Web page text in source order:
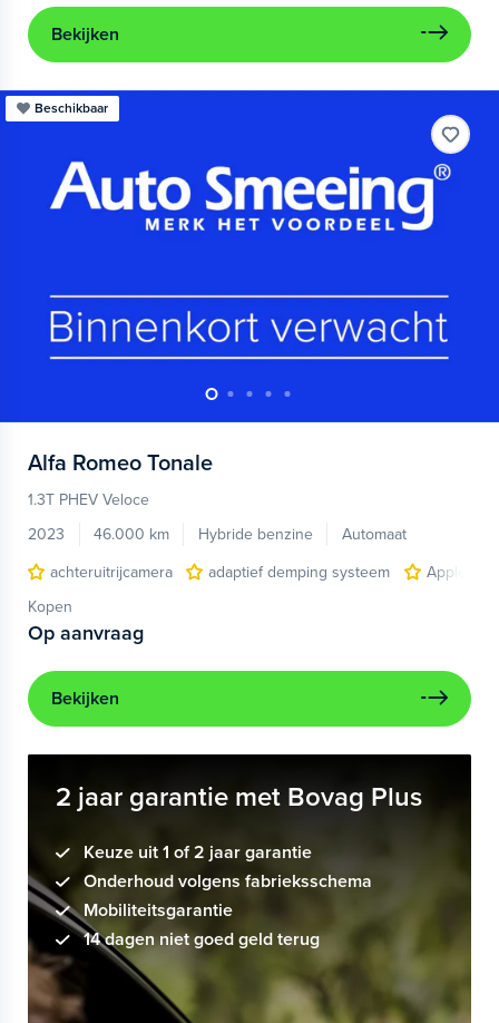
Bekijken
Beschikbaar
Alfa Romeo Tonale
1.3T PHEV Veloce
2023
46.000 km Hybride benzine
Automaat
achteruitrijcamera
adaptief demping systeem
Apple
Kopen
Op aanvraag
Bekijken
2 jaar garantie met Bovag Plus
Keuze uit 1 of 2 jaar garantie
Onderhoud volgens fabrieksschema
Mobiliteitsgarantie
14 dagen niet goed geld terug